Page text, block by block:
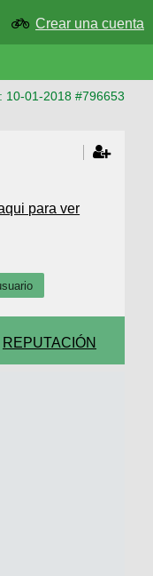
Crear una cuenta
10-01-2018 #796653
para ver
REPUTACIÓN